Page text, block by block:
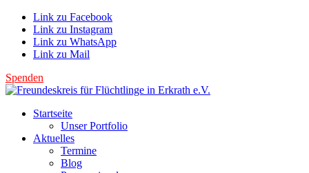
Link zu Facebook
Link zu Instagram
Link zu WhatsApp
Link zu Mail
Spenden
Startseite
Unser Portfolio
Aktuelles
Termine
Blog